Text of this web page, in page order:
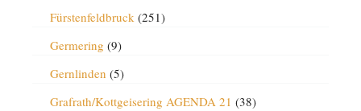
Fürstenfeldbruck(251)
Germering (9)
Gernlinden (5)
Grafrath/Kottgeisering AGENDA 21 (38)